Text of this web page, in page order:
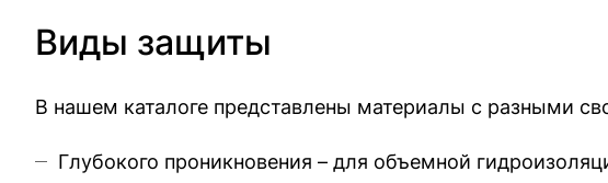
Виды защиты
В нашем каталоге представлены материалы с разными
Глубокого проникновения – для объемной